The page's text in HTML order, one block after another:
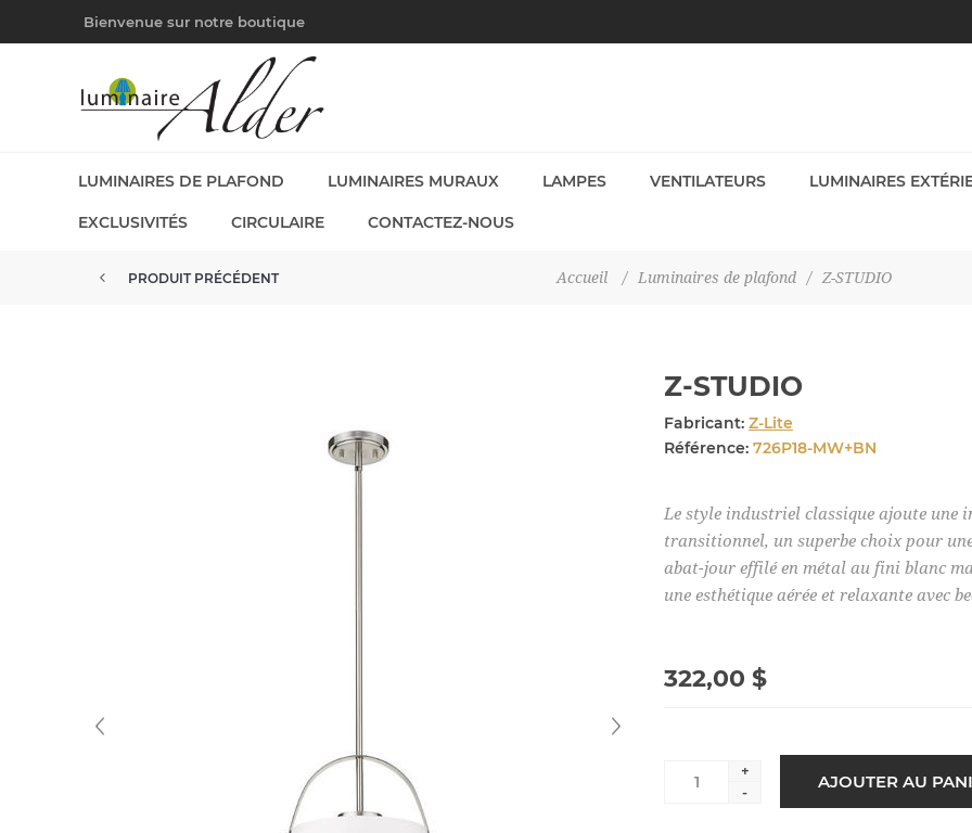
Bienvenue sur notre boutique
LUMINAIRES DE PLAFOND LUMINAIRES MURAUX LAMPES VENTILATEURS LUMINAIRES
EXCLUSIVITÉS CIRCULAIRE CONTACTEZ-NOUS
Accueil / Luminaires de plafond / Z-STUDIO
PRODUIT PRÉCÉDENT
Z-STUDIO
Fabricant: Z-Lite
Référence: 726P18-MW+BN
Le style industriel classique ajoute une
transitionnel, un superbe choix pour
abat-jour effilé en métal au fini blanc
une esthétique aérée et relaxante avec
322,00 $
+
-